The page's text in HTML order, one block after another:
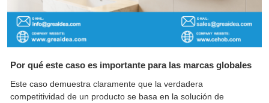
Por qué este caso es importante para las marcas globales
Este caso demuestra claramente que la verdadera
competitividad de un producto se basa en la solución de